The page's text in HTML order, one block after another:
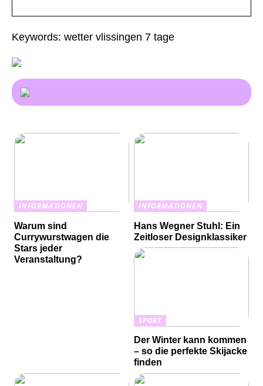
Keywords: wetter vlissingen 7 tage
INFORMATIONEN
Warum sind
Currywurstwagen die
Stars jeder
Veranstaltung?
INFORMATIONEN
Hans Wegner Stuhl: Ein
Zeitloser Designklassiker
SPORT
Der Winter kann kommen
– so die perfekte Skijacke
finden